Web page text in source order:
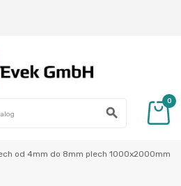
search
0
od 4mm do 8mm plech 1000x2000mm